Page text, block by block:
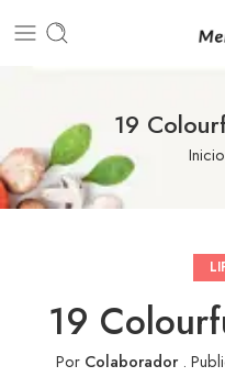
19
Inicio
19
Por Colaborador.